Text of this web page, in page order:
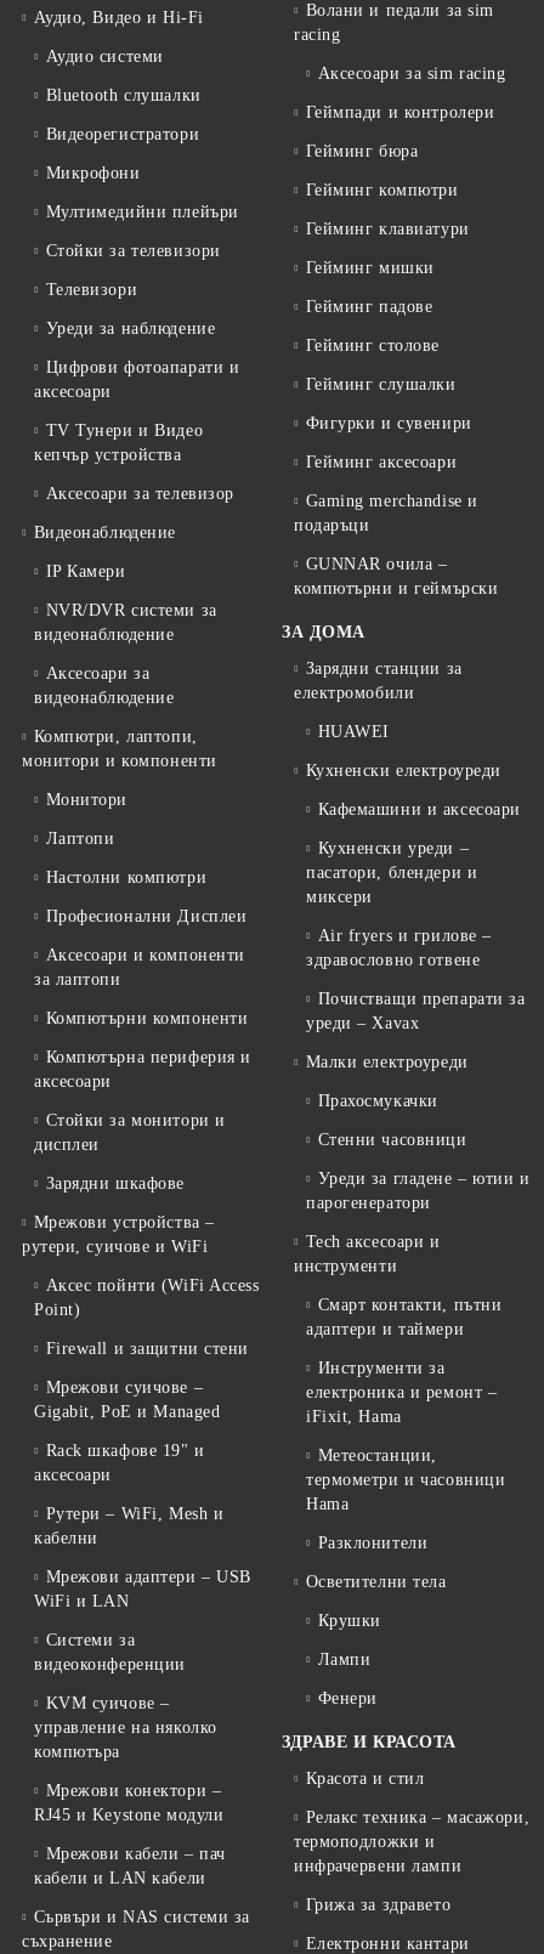
Аудио, Видео и Hi-Fi
Аудио системи
Bluetooth слушалки
Видеорегистратори
Микрофони
Мултимедийни плейъри
Стойки за телевизори
Телевизори
Уреди за наблюдение
Цифрови фотоапарати и
аксесоари
TV Тунери и Видео
кепчър устройства
Аксесоари за телевизор
Видеонаблюдение
IP Камери
NVR/DVR системи за
видеонаблюдение
Аксесоари за
видеонаблюдение
Компютри, лаптопи,
монитори и компоненти
Монитори
Лаптопи
Настолни компютри
Професионални Дисплеи
Аксесоари и компоненти
за лаптопи
Компютърни компоненти
Компютърна периферия и
аксесоари
Стойки за монитори и
дисплеи
Зарядни шкафове
Мрежови устройства –
рутери, суичове и WiFi
Аксес пойнти (WiFi Access
Point)
Firewall и защитни стени
Мрежови суичове –
Gigabit, PoE и Managed
Rack шкафове 19" и
аксесоари
Рутери – WiFi, Mesh и
кабелни
Мрежови адаптери – USB
WiFi и LAN
Системи за
видеоконференции
KVM суичове –
управление на няколко
компютъра
Мрежови конектори –
RJ45 и Keystone модули
Мрежови кабели – пач
кабели и LAN кабели
Сървъри и NAS системи за
съхранение
Волани и педали за sim
racing
Аксесоари за sim racing
Геймпади и контролери
Гейминг бюра
Гейминг компютри
Гейминг клавиатури
Гейминг мишки
Гейминг падове
Гейминг столове
Гейминг слушалки
Фигурки и сувенири
Гейминг аксесоари
Gaming merchandise и
подаръци
GUNNAR очила –
компютърни и геймърски
ЗА ДОМА
Зарядни станции за
електромобили
HUAWEI
Кухненски електроуреди
Кафемашини и аксесоари
Кухненски уреди –
пасатори, блендери и
миксери
Air fryers и грилове –
здравословно готвене
Почистващи препарати за
уреди – Xavax
Малки електроуреди
Прахосмукачки
Стенни часовници
Уреди за гладене – ютии и
парогенератори
Tech аксесоари и
инструменти
Смарт контакти, пътни
адаптери и таймери
Инструменти за
електроника и ремонт –
iFixit, Hama
Метеостанции,
термометри и часовници
Hama
Разклонители
Осветителни тела
Крушки
Лампи
Фенери
ЗДРАВЕ И КРАСОТА
Красота и стил
Релакс техника – масажори,
термоподложки и
инфрачервени лампи
Грижа за здравето
Електронни кантари